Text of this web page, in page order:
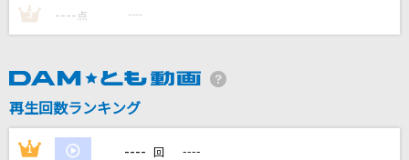
君が好きだと叫びたい
T-Pistonz+KMC
3 ---- 点 ----
再生回数ランキング
1 ---- 回 ----